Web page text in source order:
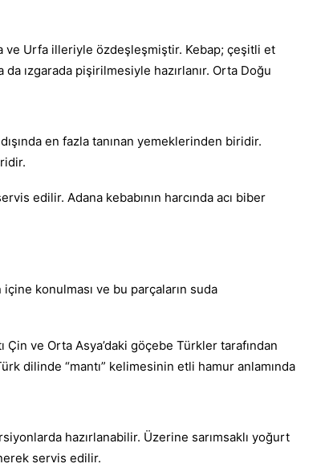
Urfa illeriyle özdeşleşmiştir. Kebap; çeşitli et
ızgarada pişirilmesiyle hazırlanır. Orta Doğu
en fazla tanınan yemeklerinden biridir.
edilir. Adana kebabının harcında acı biber
içine konulması ve bu parçaların suda
Çin ve Orta Asya’daki göçebe Türkler tarafından
dilinde “mantı” kelimesinin etli hamur anlamında
hazırlanabilir. Üzerine sarımsaklı yoğurt
servis edilir.